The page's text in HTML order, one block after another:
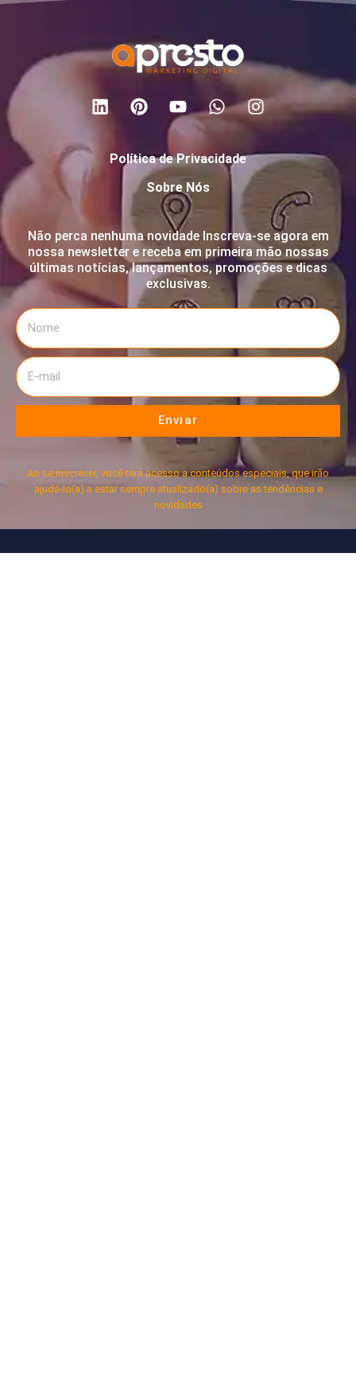
Política de Privacidade
Sobre Nós
Não perca nenhuma novidade Inscreva-se agora em
nossa newsletter e receba em primeira mão nossas
últimas notícias, lançamentos, promoções e dicas
exclusivas.
Enviar
Ao se inscrever, você terá acesso a conteúdos especiais, que irão
ajudá-lo(a) a estar sempre atualizado(a) sobre as tendências e
novidades